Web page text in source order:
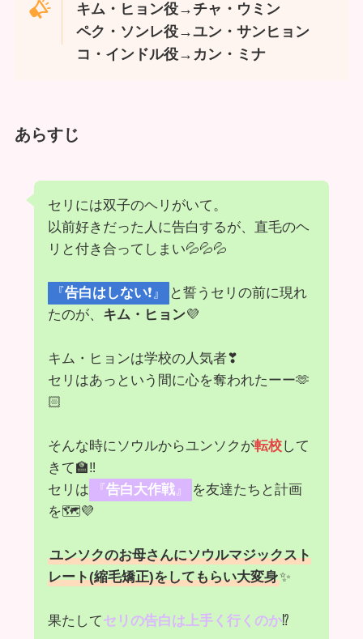
キム・ヒョン役→チャ・ウミン
ペク・ソンレ役→ユン・サンヒョン
コ・インドル役→カン・ミナ
あらすじ
セリには双子のヘリがいて。
以前好きだった人に告白するが、直毛のヘ
リと付き合ってしまい💦💦💦
『告白はしない❗』
と誓うセリの前に現れ
たのが、 キム・ヒョン💜
キム・ヒョンは学校の人気者❣
セリはあっという間に心を奪われたーー🫶
🏻
そんな時にソウルからユンソクが転校して
きて🏫‼️
セリは
『告白大作戦 』
を友達たちと計画
を🗺💜
ユンソクのお母さんにソウルマジックスト
レート(縮毛矯正)をしてもらい大変身✨
果たしてセリの告白は上手く行くのか⁉️